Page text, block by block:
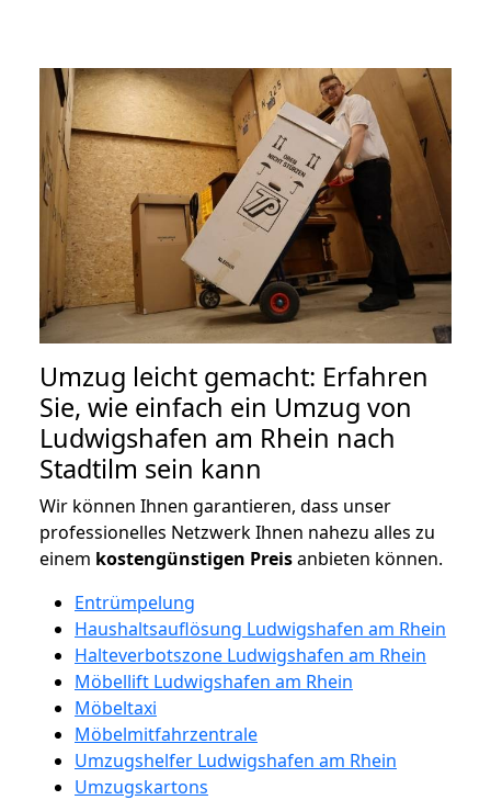
Umzug leicht gemacht: Erfahren
Sie, wie einfach ein Umzug von
Ludwigshafen am Rhein nach
Stadtilm sein kann
Wir können Ihnen garantieren, dass unser
professionelles Netzwerk Ihnen nahezu alles zu
einem kostengünstigen Preisanbieten können.
Entrümpelung
Haushaltsauflösung Ludwigshafen am Rhein
Halteverbotszone Ludwigshafen am Rhein
Möbellift Ludwigshafen am Rhein
Möbeltaxi
Möbelmitfahrzentrale
Umzugshelfer Ludwigshafen am Rhein
Umzugskartons